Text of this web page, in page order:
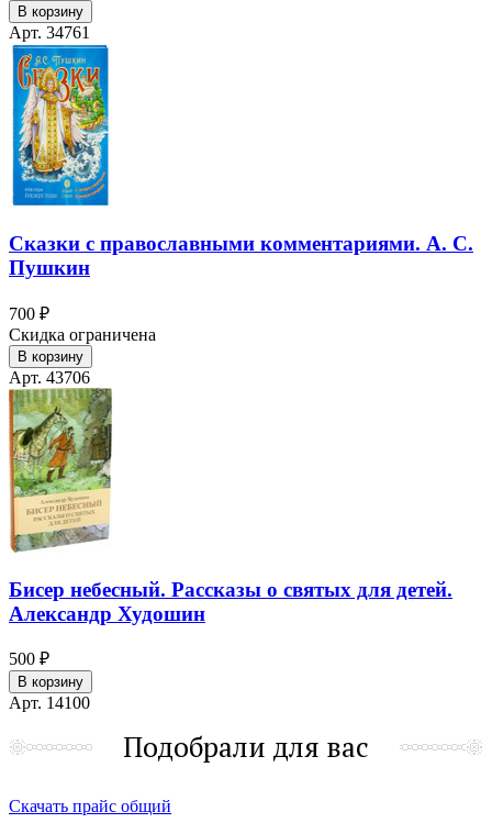
В корзину
Арт. 34761
Сказки с православными комментариями. А. С.
Пушкин
700 ₽
Скидка ограничена
В корзину
Арт. 43706
Бисер небесный. Рассказы о святых для детей.
Александр Худошин
500 ₽
В корзину
Арт. 14100
Подобрали для вас
Скачать прайс общий